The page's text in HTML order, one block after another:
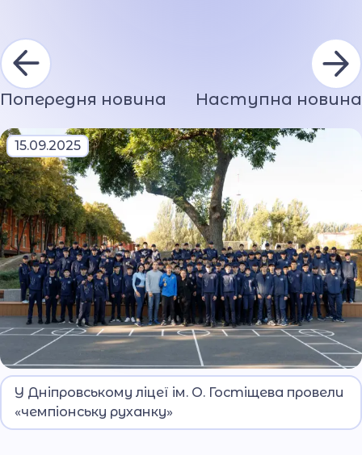
Попередня новина Наступна новина
15.09.2025
У межах заходу учні Дніпровського ліцею ім. О.
Гостіщева виконали комплекс вправ під
керівництвом професійних спортсменів.
У Дніпровському ліцеї ім. О. Гостіщева провели
«чемпіонську руханку»